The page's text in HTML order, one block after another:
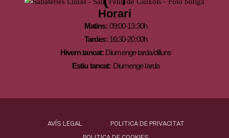
Horari
Matins:09:00-13:30h
Tardes:16:30-20:00h
Hivern tancat: Diumenge tarda/dilluns
Estiu tancat: Diumenge tarda
AVÍS LEGAL
POLITICA DE PRIVACITAT